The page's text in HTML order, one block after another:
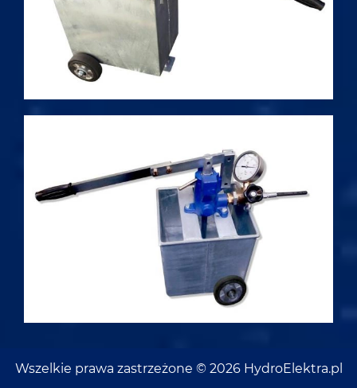
Wszelkie prawa zastrzeżone © 2026 HydroElektra.pl